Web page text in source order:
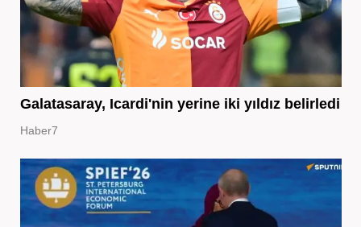
Galatasaray, Icardi'nin yerine iki yıldız belirledi
Haber7